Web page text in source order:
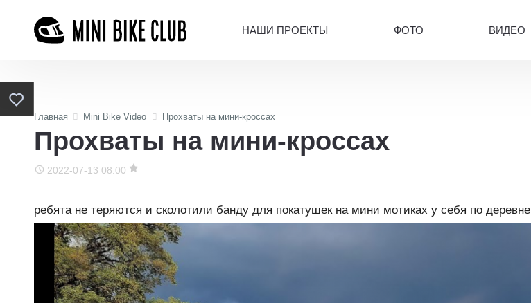
НАШИ ПРОЕКТЫ ФОТО ВИДЕО
Главная Mini Bike Video Прохваты на мини-кроссах
Прохваты на мини-кроссах
2022-07-13 08:00
ребята не теряются и сколотили банду для покатушек на мини мотиках у себя по деревне